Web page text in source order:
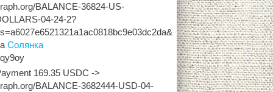
BALANCE-36824-US-
04-24-2?
Солянка
169.35 USDC ->
BALANCE-3682444-USD-04-